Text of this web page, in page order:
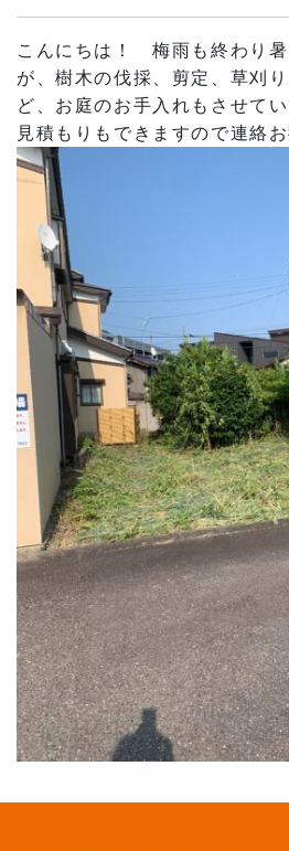
こんにちは！ 梅雨も終わり暑
が、樹木の伐採、剪定、草刈
ど、お庭のお手入れもさせて
見積もりもできますので連絡